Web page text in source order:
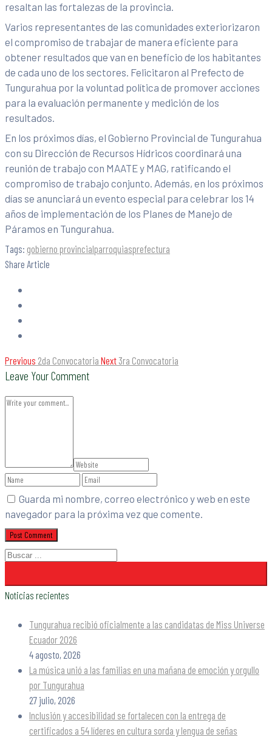
resaltan las fortalezas de la provincia.
Varios representantes de las comunidades exteriorizaron
el compromiso de trabajar de manera eficiente para
obtener resultados que van en beneficio de los habitantes
de cada uno de los sectores. Felicitaron al Prefecto de
Tungurahua por la voluntad política de promover acciones
para la evaluación permanente y medición de los
resultados.
En los próximos días, el Gobierno Provincial de Tungurahua
con su Dirección de Recursos Hídricos coordinará una
reunión de trabajo con MAATE y MAG, ratificando el
compromiso de trabajo conjunto. Además, en los próximos
días se anunciará un evento especial para celebrar los 14
años de implementación de los Planes de Manejo de
Páramos en Tungurahua.
Tags: gobierno provincialparroquiasprefectura
Share Article
Previous 2da Convocatoria Next 3ra Convocatoria
Leave Your Comment
Guarda mi nombre, correo electrónico y web en este
navegador para la próxima vez que comente.
Noticias recientes
Tungurahua recibió oficialmente a las candidatas de Miss Universe
Ecuador 2026
4 agosto, 2026
La música unió a las familias en una mañana de emoción y orgullo
por Tungurahua
27 julio, 2026
Inclusión y accesibilidad se fortalecen con la entrega de
certificados a 54 líderes en cultura sorda y lengua de señas